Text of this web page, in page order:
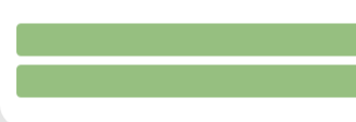
Verwendung reduzierter Daten zur Auswahl
Erstellung von Profilen für personalisierte